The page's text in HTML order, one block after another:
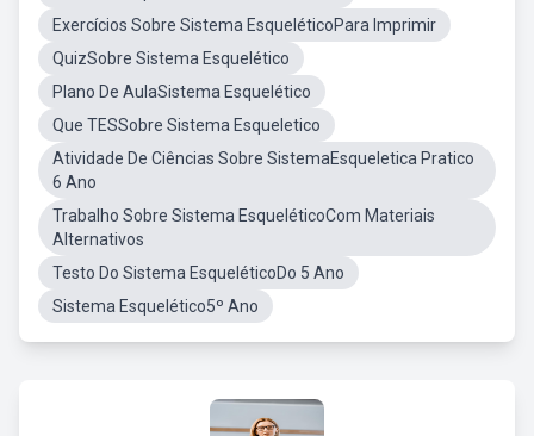
Exercícios Sobre Sistema EsqueléticoPara Imprimir
QuizSobre Sistema Esquelético
Plano De AulaSistema Esquelético
Que TESSobre Sistema Esqueletico
Atividade De Ciências Sobre SistemaEsqueletica Pratico
6 Ano
Trabalho Sobre Sistema EsqueléticoCom Materiais
Alternativos
Testo Do Sistema EsqueléticoDo 5 Ano
Sistema Esquelético5º Ano